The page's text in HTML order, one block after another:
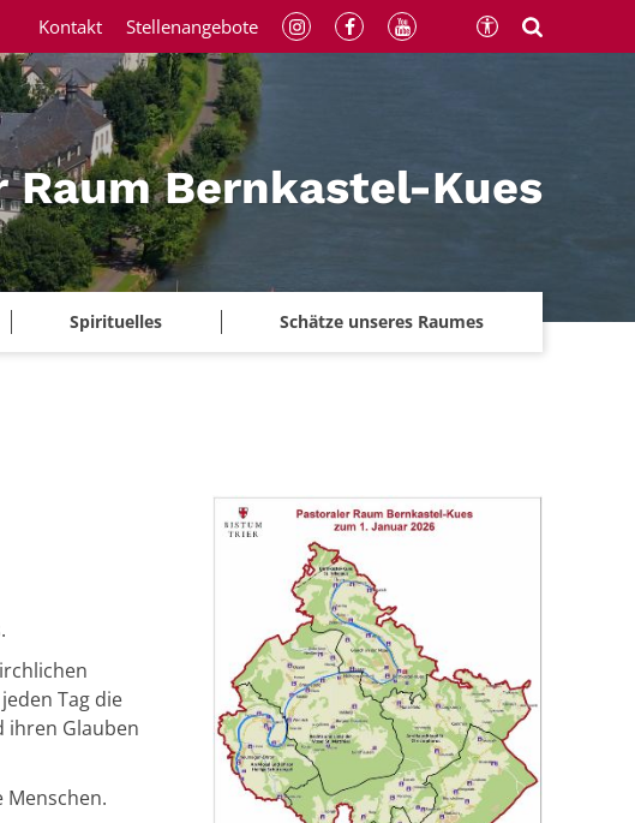
Raum Bernkastel-Kues
Spirituelles Schätze unseres Raumes
Kontakt Stellenangebote
Tag die
ihren Glauben